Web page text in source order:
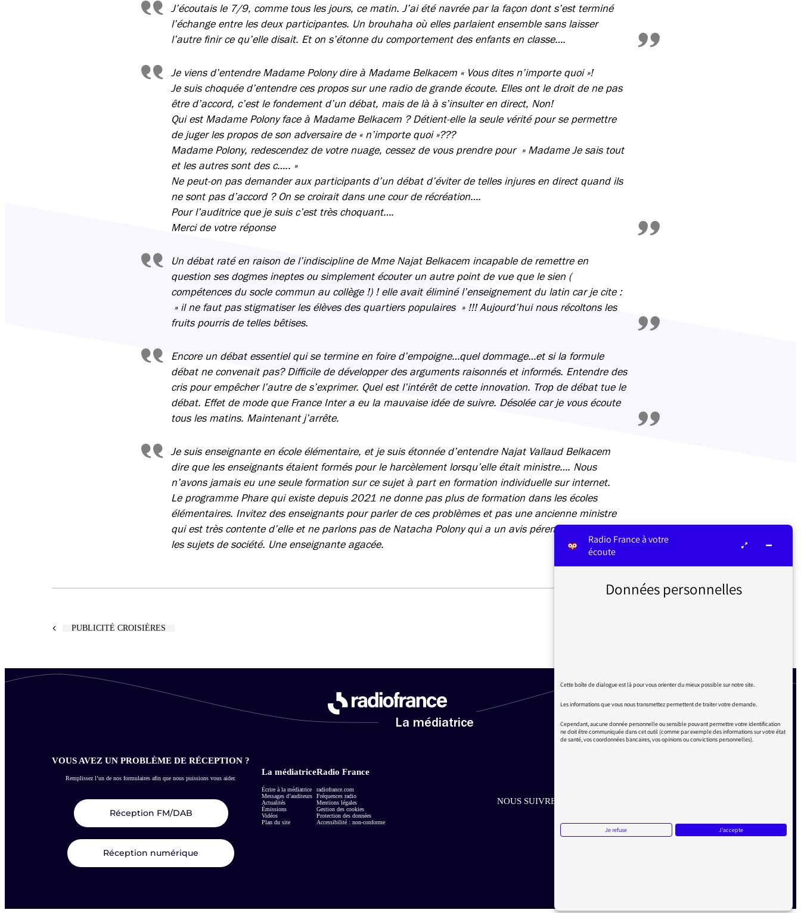
J’écoutais le 7/9, comme tous les jours, ce matin. J’ai été navrée par la façon dont s’est terminé
l’échange entre les deux participantes. Un brouhaha où elles parlaient ensemble sans laisser
l’autre finir ce qu’elle disait. Et on s’étonne du comportement des enfants en classe….
Je viens d’entendre Madame Polony dire à Madame Belkacem « Vous dites n’importe quoi »!
Je suis choquée d’entendre ces propos sur une radio de grande écoute. Elles ont le droit de ne pas
être d’accord, c’est le fondement d’un débat, mais de là à s’insulter en direct, Non!
Qui est Madame Polony face à Madame Belkacem ? Détient-elle la seule vérité pour se permettre
de juger les propos de son adversaire de « n’importe quoi »???
Madame Polony, redescendez de votre nuage, cessez de vous prendre pour » Madame Je sais tout
et les autres sont des c….. »
Ne peut-on pas demander aux participants d’un débat d’éviter de telles injures en direct quand ils
ne sont pas d’accord ? On se croirait dans une cour de récréation….
Pour l’auditrice que je suis c’est très choquant….
Merci de votre réponse
Un débat raté en raison de l’indiscipline de Mme Najat Belkacem incapable de remettre en
question ses dogmes ineptes ou simplement écouter un autre point de vue que le sien (
compétences du socle commun au collège !) ! elle avait éliminé l’enseignement du latin car je cite :
» il ne faut pas stigmatiser les élèves des quartiers populaires » !!! Aujourd’hui nous récoltons les
fruits pourris de telles bêtises.
Encore un débat essentiel qui se termine en foire d’empoigne…quel dommage…et si la formule
débat ne convenait pas? Difficile de développer des arguments raisonnés et informés. Entendre des
cris pour empêcher l’autre de s’exprimer. Quel est l’intérêt de cette innovation. Trop de débat tue le
débat. Effet de mode que France Inter a eu la mauvaise idée de suivre. Désolée car je vous écoute
tous les matins. Maintenant j’arrête.
Je suis enseignante en école élémentaire, et je suis étonnée d’entendre Najat Vallaud Belkacem
dire que les enseignants étaient formés pour le harcèlement lorsqu’elle était ministre…. Nous
n’avons jamais eu une seule formation sur ce sujet à part en formation individuelle sur internet.
Le programme Phare qui existe depuis 2021 ne donne pas plus de formation dans les écoles
élémentaires. Invitez des enseignants pour parler de ces problèmes et pas une ancienne ministre
qui est très contente d’elle et ne parlons pas de Natacha Polony qui a un avis péremptoire sur tous
les sujets de société. Une enseignante agacée.
PUBLICITÉ CROISIÈRES
La médiatrice
VOUS AVEZ UN PROBLÈME DE RÉCEPTION ?
Remplissez l’un de nos formulaires afin que nous puissions vous aider.
Réception FM/DAB
Réception numérique
La médiatrice
Écrire à la médiatrice
Messages d’auditeurs
Actualités
Émissions
Vidéos
Plan du site
Radio France
radiofrance.com
Fréquences radio
Mentions légales
Gestion des cookies
Protection des données
Accessibilité : non-conforme
NOUS SUIVRE SUR LES RÉSEAUX
Aller sur la page Facebook de la Médiatrice
Aller sur la page Twitter de la Médiatrice
Aller sur la page Instagram de la Médiatrice
Radio France à votre
écoute
Données personnelles
Cette boîte de dialogue est là pour vous orienter du mieux possible sur notre site.
Les informations que vous nous transmettez permettent de traiter votre demande.
Cependant, aucune donnée personnelle ou sensible pouvant permettre votre identification
ne doit être communiquée dans cet outil (comme par exemple des informations sur votre état
de santé, vos coordonnées bancaires, vos opinions ou convictions personnelles).
Je refuse J'accepte